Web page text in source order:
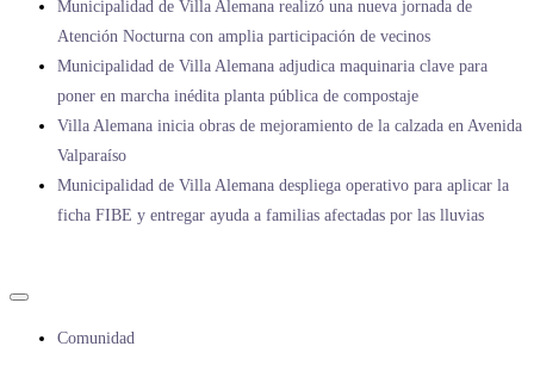
Municipalidad de Villa Alemana realizó una nueva jornada de
Atención Nocturna con amplia participación de vecinos
Municipalidad de Villa Alemana adjudica maquinaria clave para
poner en marcha inédita planta pública de compostaje
Villa Alemana inicia obras de mejoramiento de la calzada en Avenida
Valparaíso
Municipalidad de Villa Alemana despliega operativo para aplicar la
ficha FIBE y entregar ayuda a familias afectadas por las lluvias
Comunidad